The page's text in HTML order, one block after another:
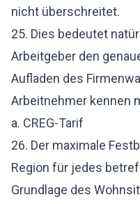
nicht überschreitet.
25. Dies bedeutet
Arbeitgeber den
Aufladen des
Arbeitnehmer kennen
a. CREG-Tarif
26. Der maximale
Region für jedes
Grundlage des